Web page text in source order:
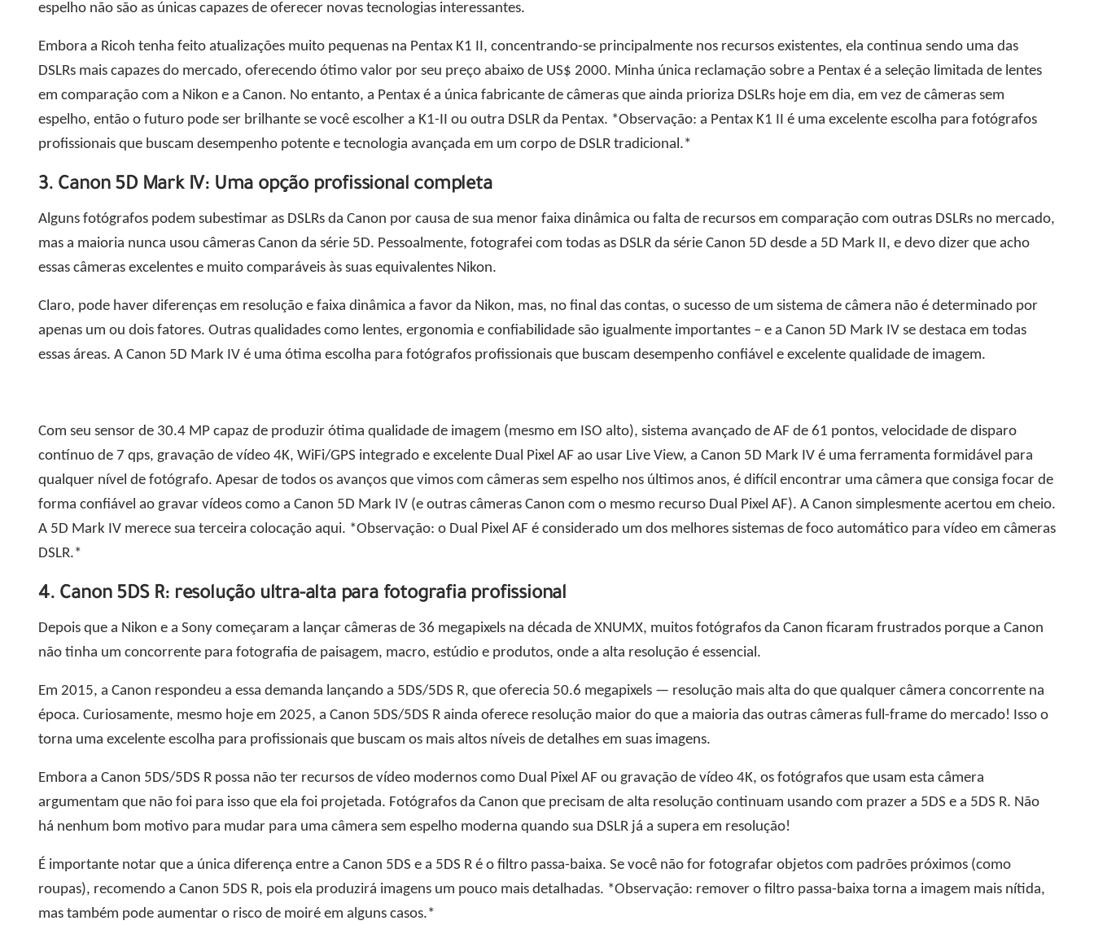
espelho não são as únicas capazes de oferecer novas tecnologias interessantes.
Embora a Ricoh tenha feito atualizações muito pequenas na Pentax K1 II, concentrando-se principalmente nos recursos existentes, ela continua sendo uma das
DSLRs mais capazes do mercado, oferecendo ótimo valor por seu preço abaixo de US$ 2000. Minha única reclamação sobre a Pentax é a seleção limitada de lentes
em comparação com a Nikon e a Canon. No entanto, a Pentax é a única fabricante de câmeras que ainda prioriza DSLRs hoje em dia, em vez de câmeras sem
espelho, então o futuro pode ser brilhante se você escolher a K1-II ou outra DSLR da Pentax. *Observação: a Pentax K1 II é uma excelente escolha para fotógrafos
profissionais que buscam desempenho potente e tecnologia avançada em um corpo de DSLR tradicional.*
3. Canon 5D Mark IV: Uma opção profissional completa
Alguns fotógrafos podem subestimar as DSLRs da Canon por causa de sua menor faixa dinâmica ou falta de recursos em comparação com outras DSLRs no mercado,
mas a maioria nunca usou câmeras Canon da série 5D. Pessoalmente, fotografei com todas as DSLR da série Canon 5D desde a 5D Mark II, e devo dizer que acho
essas câmeras excelentes e muito comparáveis ​​às suas equivalentes Nikon.
Claro, pode haver diferenças em resolução e faixa dinâmica a favor da Nikon, mas, no final das contas, o sucesso de um sistema de câmera não é determinado por
apenas um ou dois fatores. Outras qualidades como lentes, ergonomia e confiabilidade são igualmente importantes – e a Canon 5D Mark IV se destaca em todas
essas áreas. A Canon 5D Mark IV é uma ótima escolha para fotógrafos profissionais que buscam desempenho confiável e excelente qualidade de imagem.
Com seu sensor de 30.4 MP capaz de produzir ótima qualidade de imagem (mesmo em ISO alto), sistema avançado de AF de 61 pontos, velocidade de disparo
contínuo de 7 qps, gravação de vídeo 4K, WiFi/GPS integrado e excelente Dual Pixel AF ao usar Live View, a Canon 5D Mark IV é uma ferramenta formidável para
qualquer nível de fotógrafo. Apesar de todos os avanços que vimos com câmeras sem espelho nos últimos anos, é difícil encontrar uma câmera que consiga focar de
forma confiável ao gravar vídeos como a Canon 5D Mark IV (e outras câmeras Canon com o mesmo recurso Dual Pixel AF). A Canon simplesmente acertou em cheio.
A 5D Mark IV merece sua terceira colocação aqui. *Observação: o Dual Pixel AF é considerado um dos melhores sistemas de foco automático para vídeo em câmeras
DSLR.*
4. Canon 5DS R: resolução ultra-alta para fotografia profissional
Depois que a Nikon e a Sony começaram a lançar câmeras de 36 megapixels na década de XNUMX, muitos fotógrafos da Canon ficaram frustrados porque a Canon
não tinha um concorrente para fotografia de paisagem, macro, estúdio e produtos, onde a alta resolução é essencial.
Em 2015, a Canon respondeu a essa demanda lançando a 5DS/5DS R, que oferecia 50.6 megapixels — resolução mais alta do que qualquer câmera concorrente na
época. Curiosamente, mesmo hoje em 2025, a Canon 5DS/5DS R ainda oferece resolução maior do que a maioria das outras câmeras full-frame do mercado! Isso o
torna uma excelente escolha para profissionais que buscam os mais altos níveis de detalhes em suas imagens.
Embora a Canon 5DS/5DS R possa não ter recursos de vídeo modernos como Dual Pixel AF ou gravação de vídeo 4K, os fotógrafos que usam esta câmera
argumentam que não foi para isso que ela foi projetada. Fotógrafos da Canon que precisam de alta resolução continuam usando com prazer a 5DS e a 5DS R. Não
há nenhum bom motivo para mudar para uma câmera sem espelho moderna quando sua DSLR já a supera em resolução!
É importante notar que a única diferença entre a Canon 5DS e a 5DS R é o filtro passa-baixa. Se você não for fotografar objetos com padrões próximos (como
roupas), recomendo a Canon 5DS R, pois ela produzirá imagens um pouco mais detalhadas. *Observação: remover o filtro passa-baixa torna a imagem mais nítida,
mas também pode aumentar o risco de moiré em alguns casos.*